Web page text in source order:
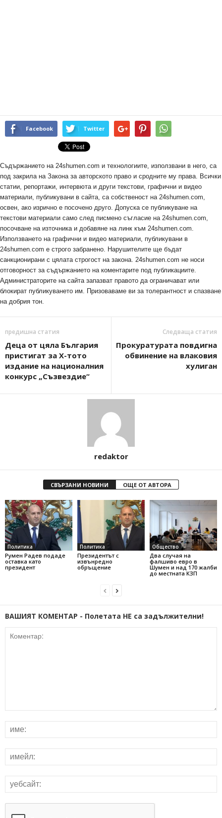
Facebook Twitter
Съдържанието на 24shumen.com и технологиите, използвани в него, са
под закрила на Закона за авторското право и сродните му права. Всички
статии, репортажи, интервюта и други текстови, графични и видео
материали, публикувани в сайта, са собственост на 24shumen.com,
освен, ако изрично е посочено друго. Допуска се публикуване на
текстови материали само след писмено съгласие на 24shumen.com,
посочване на източника и добавяне на линк към 24shumen.com.
Използването на графични и видео материали, публикувани в
24shumen.com е строго забранено. Нарушителите ще бъдат
санкционирани с цялата строгост на закона. 24shumen.com не носи
отговорност за съдържанието на коментарите под публикациите.
Администраторите на сайта запазват правото да ограничават или
блокират публикуването им. Призоваваме ви за толерантност и спазване
на добрия тон.
предишна статия
Деца от цяла България
пристигат за X-тото
издание на националния
конкурс „Съзвездие“
Следваща статия
Прокуратурата повдигна
обвинение на влаковия
хулиган
redaktor
СВЪРЗАНИ НОВИНИ ОЩЕ ОТ АВТОРА
Политика
Румен Радев подаде
оставка като
президент
Политика
Президентът с
извънредно
обръщение
Общество
Два случая на
фалшиво евро в
Шумен и над 170 жалби
до местната КЗП
ВАШИЯТ КОМЕНТАР - Полетата НЕ са задължителни!